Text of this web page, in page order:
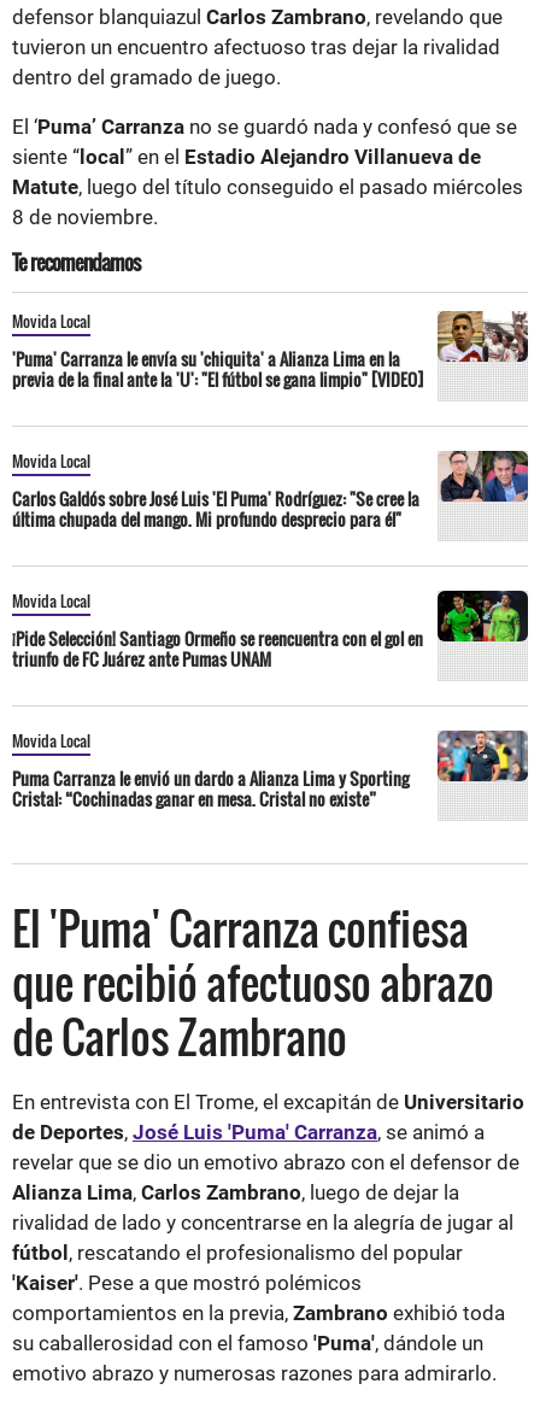
defensor blanquiazul Carlos Zambrano, revelando que
tuvieron un encuentro afectuoso tras dejar la rivalidad
dentro del gramado de juego.
El ‘Puma’ Carranza no se guardó nada y confesó que se
siente “local” en el Estadio Alejandro Villanueva de
Matute, luego del título conseguido el pasado miércoles
8 de noviembre.
Te recomendamos
Movida Local
'Puma' Carranza le envía su 'chiquita' a Alianza Lima en la
previa de la final ante la 'U': "El fútbol se gana limpio" [VIDEO]
Movida Local
Carlos Galdós sobre José Luis 'El Puma' Rodríguez: "Se cree la
última chupada del mango. Mi profundo desprecio para él"
Movida Local
¡Pide Selección! Santiago Ormeño se reencuentra con el gol en
triunfo de FC Juárez ante Pumas UNAM
Movida Local
Puma Carranza le envió un dardo a Alianza Lima y Sporting
Cristal: “Cochinadas ganar en mesa. Cristal no existe”
El 'Puma' Carranza confiesa
que recibió afectuoso abrazo
de Carlos Zambrano
En entrevista con El Trome, el excapitán de Universitario
de Deportes, José Luis 'Puma' Carranza, se animó a
revelar que se dio un emotivo abrazo con el defensor de
Alianza Lima, Carlos Zambrano, luego de dejar la
rivalidad de lado y concentrarse en la alegría de jugar al
fútbol, rescatando el profesionalismo del popular
'Kaiser'. Pese a que mostró polémicos
comportamientos en la previa, Zambrano exhibió toda
su caballerosidad con el famoso 'Puma', dándole un
emotivo abrazo y numerosas razones para admirarlo.